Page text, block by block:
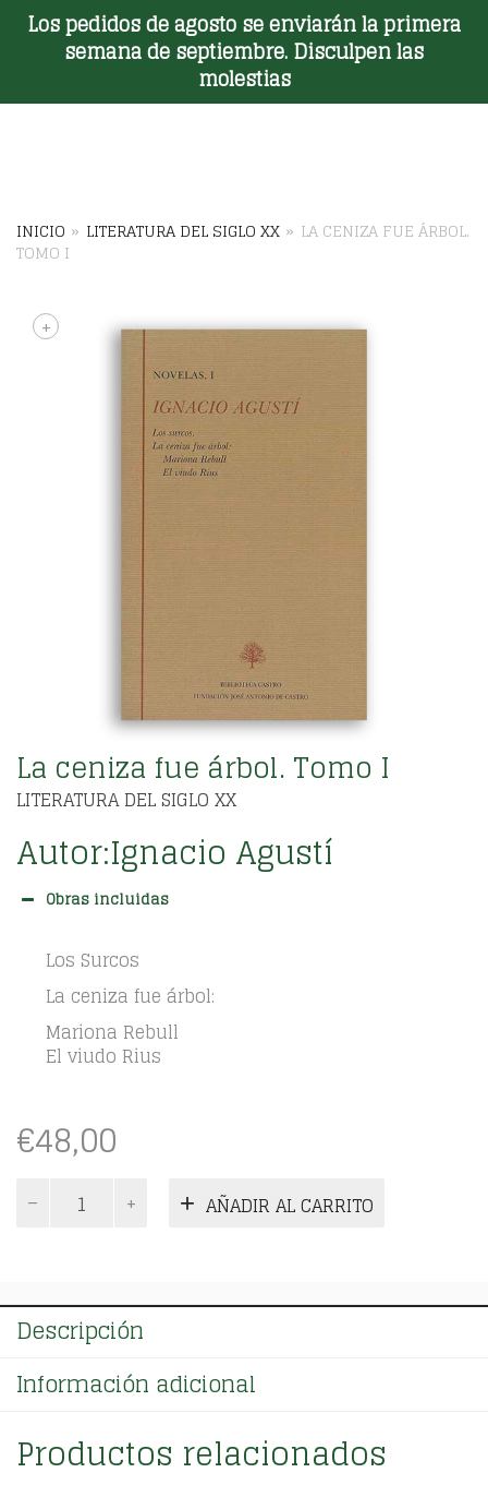
Los pedidos de agosto se enviarán la primera
semana de septiembre. Disculpen las
molestias
Toggle Menu
INICIO » LITERATURA DEL SIGLO XX » LA CENIZA FUE ÁRBOL.
TOMO I
+
La ceniza fue árbol. Tomo I
LITERATURA DEL SIGLO XX
Autor:Ignacio Agustí
Obras incluidas
Los Surcos
La ceniza fue árbol:
Mariona Rebull
El viudo Rius
€48,00
ceniza
I
cantidad
AÑADIR AL CARRITO
Descripción
Información adicional
Productos relacionados